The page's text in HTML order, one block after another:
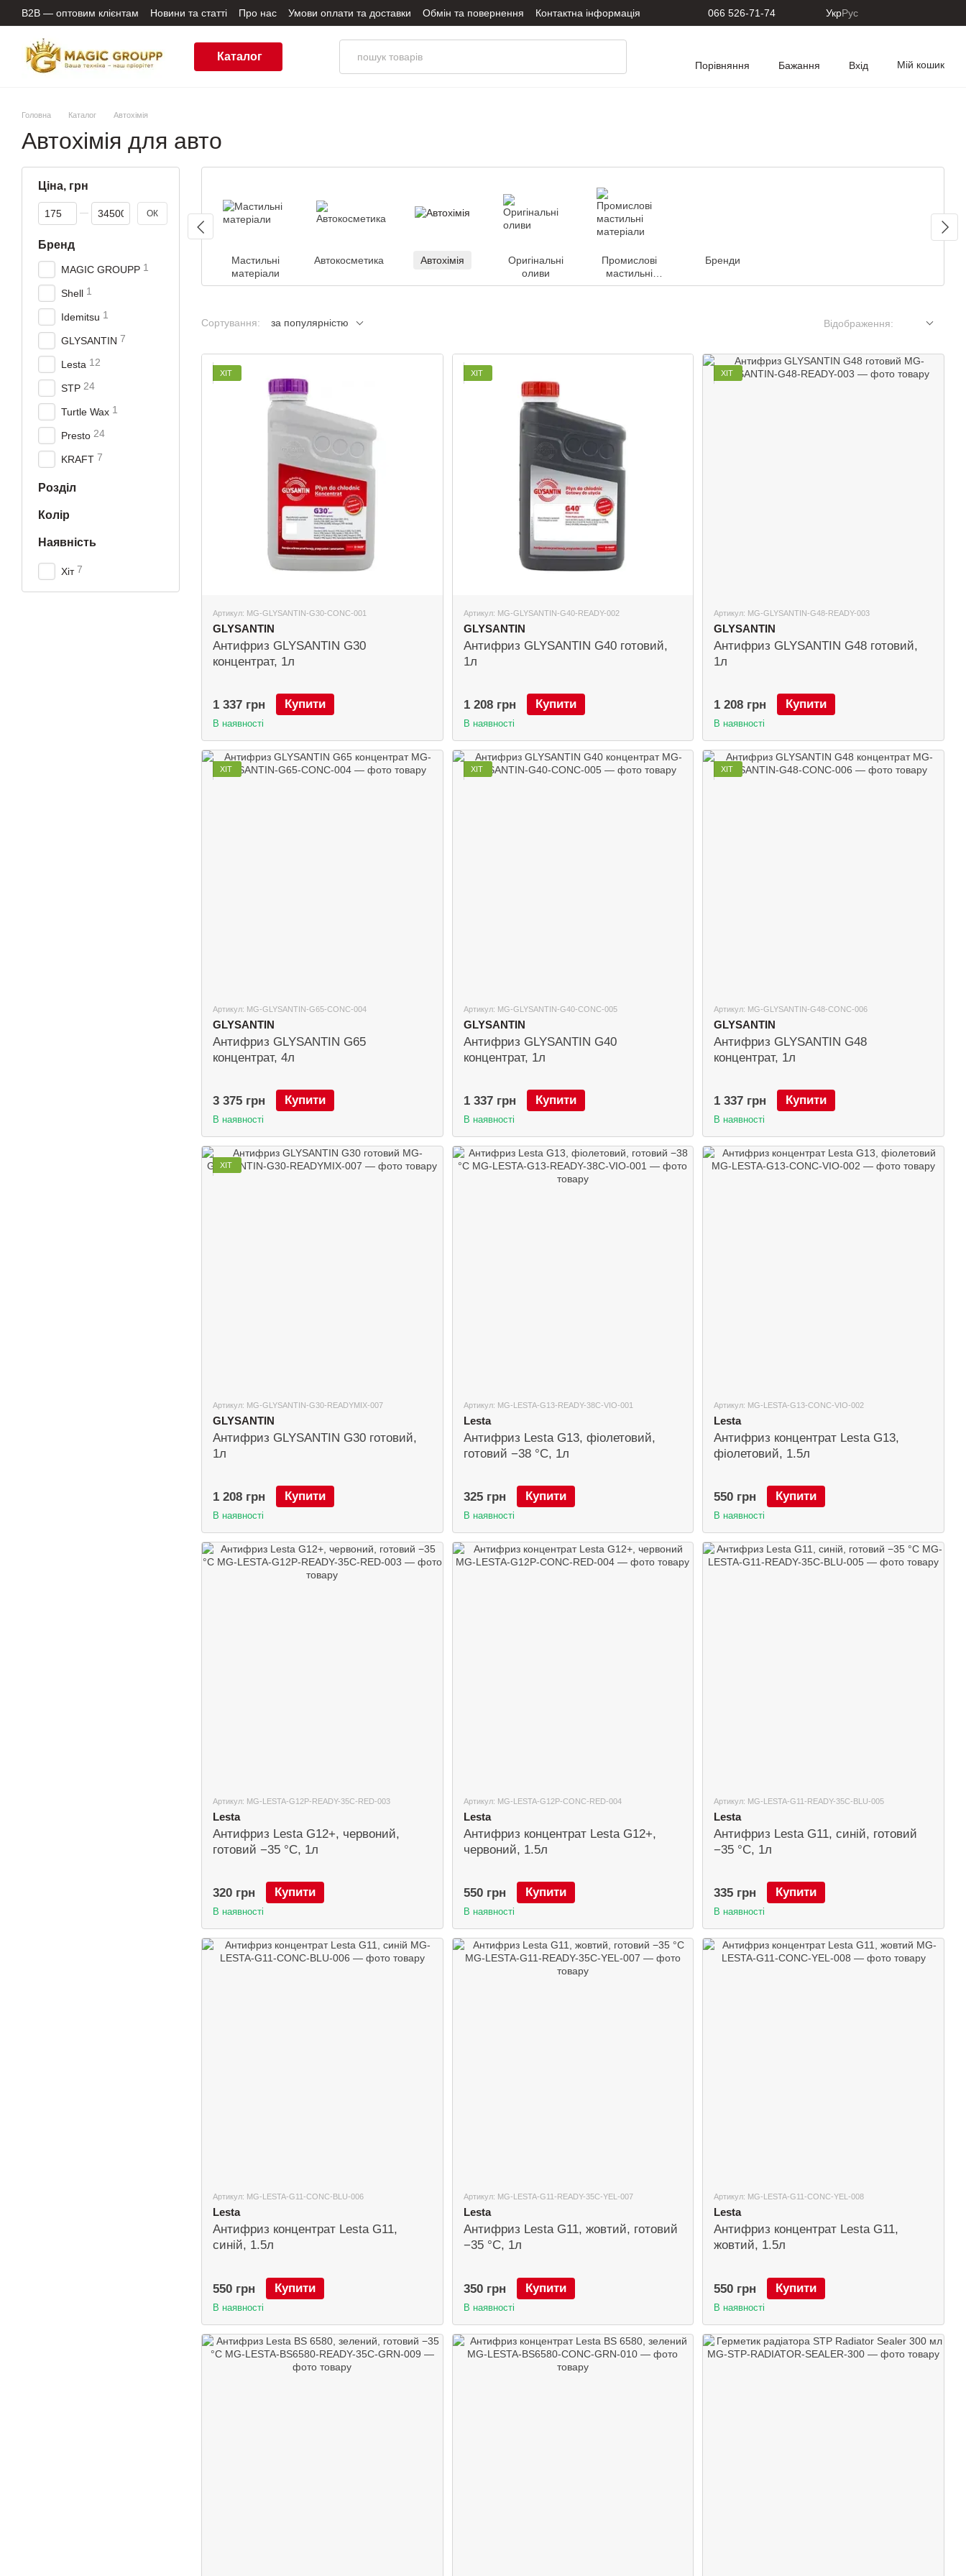
Перейти до основного контенту
B2B — оптовим клієнтам Новини та статті Про нас Умови оплати та доставки Обмін та повернення
Контактна інформація
Угода користувача
Відгуки про магазин Підбір моторної оливи Політика конфіденційності
066 526-71-74 УкрРус
Каталог
Порівняння Бажання Вхід Мій кошик
Головна Каталог Автохімія
Автохімія для авто
Мастильні
матеріали
Автокосметика Автохімія
Оригінальні
оливи
Промислові
мастильні
матеріали
Бренди
Сортування: за популярністю Відображення:
ХІТ
Артикул: MG-GLYSANTIN-G30-CONC-001
GLYSANTIN
Антифриз GLYSANTIN G30
концентрат, 1л
1 337 грн Купити
В наявності
ХІТ
Артикул: MG-GLYSANTIN-G40-READY-002
GLYSANTIN
Антифриз GLYSANTIN G40 готовий,
1л
1 208 грн Купити
В наявності
ХІТ
Артикул: MG-GLYSANTIN-G48-READY-003
GLYSANTIN
Антифриз GLYSANTIN G48 готовий,
1л
1 208 грн Купити
В наявності
ХІТ
Артикул: MG-GLYSANTIN-G65-CONC-004
GLYSANTIN
Антифриз GLYSANTIN G65
концентрат, 4л
3 375 грн Купити
В наявності
ХІТ
Артикул: MG-GLYSANTIN-G40-CONC-005
GLYSANTIN
Антифриз GLYSANTIN G40
концентрат, 1л
1 337 грн Купити
В наявності
ХІТ
Артикул: MG-GLYSANTIN-G48-CONC-006
GLYSANTIN
Антифриз GLYSANTIN G48
концентрат, 1л
1 337 грн Купити
В наявності
ХІТ
Артикул: MG-GLYSANTIN-G30-READYMIX-007
GLYSANTIN
Антифриз GLYSANTIN G30 готовий,
1л
1 208 грн Купити
В наявності
Артикул: MG-LESTA-G13-READY-38C-VIO-001
Lesta
Антифриз Lesta G13, фіолетовий,
готовий −38 °C, 1л
325 грн Купити
В наявності
Артикул: MG-LESTA-G13-CONC-VIO-002
Lesta
Антифриз концентрат Lesta G13,
фіолетовий, 1.5л
550 грн Купити
В наявності
Артикул: MG-LESTA-G12P-READY-35C-RED-003
Lesta
Антифриз Lesta G12+, червоний,
готовий −35 °C, 1л
320 грн Купити
В наявності
Артикул: MG-LESTA-G12P-CONC-RED-004
Lesta
Антифриз концентрат Lesta G12+,
червоний, 1.5л
550 грн Купити
В наявності
Артикул: MG-LESTA-G11-READY-35C-BLU-005
Lesta
Антифриз Lesta G11, синій, готовий
−35 °C, 1л
335 грн Купити
В наявності
Артикул: MG-LESTA-G11-CONC-BLU-006
Lesta
Антифриз концентрат Lesta G11,
синій, 1.5л
550 грн Купити
В наявності
Артикул: MG-LESTA-G11-READY-35C-YEL-007
Lesta
Антифриз Lesta G11, жовтий, готовий
−35 °C, 1л
350 грн Купити
В наявності
Артикул: MG-LESTA-G11-CONC-YEL-008
Lesta
Антифриз концентрат Lesta G11,
жовтий, 1.5л
550 грн Купити
В наявності
Ціна, грн
Від Ціна, грн
До Ціна, грн ОК
Бренд
MAGIC GROUPP 1
Shell 1
Idemitsu 1
GLYSANTIN 7
Lesta 12
STP 24
Turtle Wax 1
Presto 24
KRAFT 7
Розділ
Колір
Наявність
Хіт 7